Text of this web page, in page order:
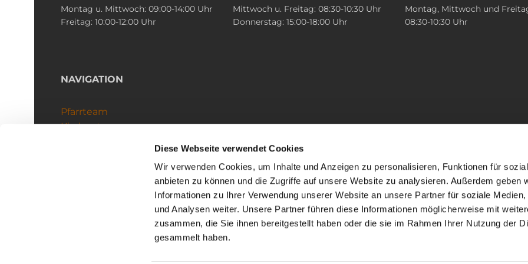
Diese Webseite verwendet Cookies
Wir verwenden Cookies, um Inhalte und Anzeigen zu personalisieren, Funktionen für
anbieten zu können und die Zugriffe auf unsere Website zu analysieren. Außerdem geben
Informationen zu Ihrer Verwendung unserer Website an unsere Partner für soziale Medien,
und Analysen weiter. Unsere Partner führen diese Informationen möglicherweise mit
zusammen, die Sie ihnen bereitgestellt haben oder die sie im Rahmen Ihrer Nutzung der
gesammelt haben.
Montag u. Mittwoch: 09:00-14:00 Uhr
Freitag: 10:00-12:00 Uhr
Mittwoch u. Freitag: 08:30-10:30 Uhr
Donnerstag: 15:00-18:00 Uhr
Montag, Mittwoch und
08:30-10:30 Uhr
NAVIGATION
Pfarrteam
Kirchenteams
Impressum Datenschutzerklärung ChurchDesk-